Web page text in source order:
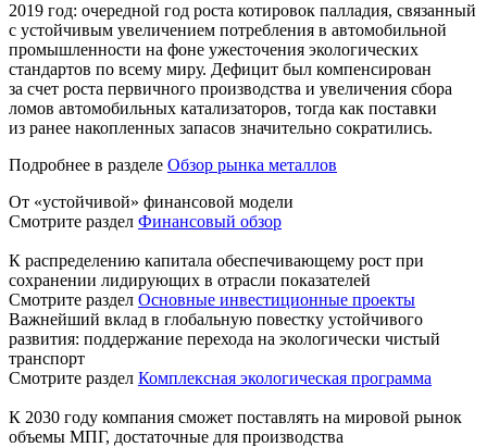
2019 год: очередной год роста котировок палладия, связанный
с устойчивым увеличением потребления в автомобильной
промышленности на фоне ужесточения экологических
стандартов по всему миру. Дефицит был компенсирован
за счет роста первичного производства и увеличения сбора
ломов автомобильных катализаторов, тогда как поставки
из ранее накопленных запасов значительно сократились.
Подробнее в разделе Обзор рынка металлов
От «устойчивой» финансовой модели
Смотрите раздел Финансовый обзор
К распределению капитала обеспечивающему рост при
сохранении лидирующих в отрасли показателей
Смотрите раздел Основные инвестиционные проекты
Важнейший вклад в глобальную повестку устойчивого
развития: поддержание перехода на экологически чистый
транспорт
Смотрите раздел Комплексная экологическая программа
К 2030 году компания сможет поставлять на мировой рынок
объемы МПГ, достаточные для производства